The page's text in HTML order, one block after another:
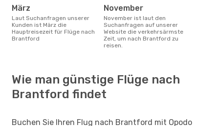
März
Laut Suchanfragen unserer
Kunden ist März die
Hauptreisezeit für Flüge nach
Brantford
November
November ist laut den
Suchanfragen auf unserer
Website die verkehrsärmste
Zeit, um nach Brantford zu
reisen.
Wie man günstige Flüge nach
Brantford findet
Buchen Sie Ihren Flug nach Brantford mit Opodo